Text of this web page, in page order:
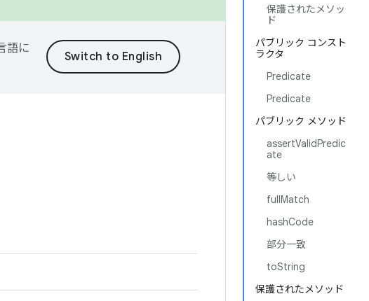
保護されたメソッ
ド
パブリック コンスト
ラクタ
Predicate
Predicate
パブリック メソッド
assertValidPredic
ate
等しい
fullMatch
hashCode
部分一致
toString
保護されたメソッド
語に